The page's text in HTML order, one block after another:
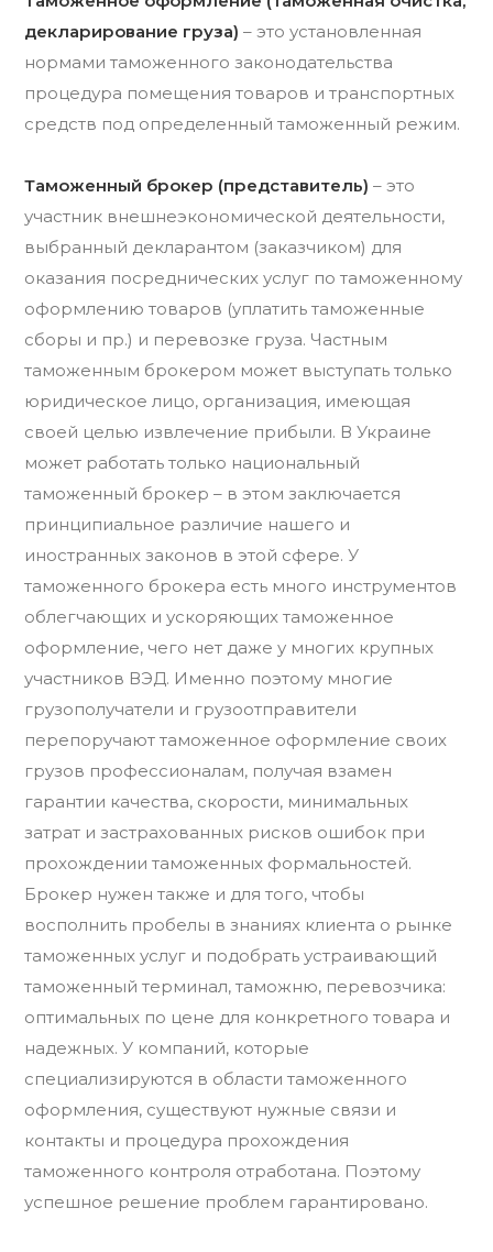
декларирование груза) – это установленная
нормами таможенного законодательства
процедура помещения товаров и транспортных
средств под определенный таможенный режим.
Таможенный брокер (представитель) – это
участник внешнеэкономической деятельности,
выбранный декларантом (заказчиком) для
оказания посреднических услуг по таможенному
оформлению товаров (уплатить таможенные
сборы и пр.) и перевозке груза. Частным
таможенным брокером может выступать только
юридическое лицо, организация, имеющая
своей целью извлечение прибыли. В Украине
может работать только национальный
таможенный брокер – в этом заключается
принципиальное различие нашего и
иностранных законов в этой сфере. У
таможенного брокера есть много инструментов
облегчающих и ускоряющих таможенное
оформление, чего нет даже у многих крупных
участников ВЭД. Именно поэтому многие
грузополучатели и грузоотправители
перепоручают таможенное оформление своих
грузов профессионалам, получая взамен
гарантии качества, скорости, минимальных
затрат и застрахованных рисков ошибок при
прохождении таможенных формальностей.
Брокер нужен также и для того, чтобы
восполнить пробелы в знаниях клиента о рынке
таможенных услуг и подобрать устраивающий
таможенный терминал, таможню, перевозчика:
оптимальных по цене для конкретного товара и
надежных. У компаний, которые
специализируются в области таможенного
оформления, существуют нужные связи и
контакты и процедура прохождения
таможенного контроля отработана. Поэтому
успешное решение проблем гарантировано.